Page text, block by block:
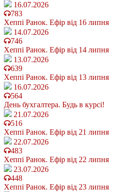
16.07.2026
783
Хеппі Ранок. Ефір від 16 липня
14.07.2026
746
Хеппі Ранок. Ефір від 14 липня
13.07.2026
639
Хеппі Ранок. Ефір від 13 липня
16.07.2026
564
День бухгалтера. Будь в курсі!
21.07.2026
516
Хеппі Ранок. Ефір від 21 липня
22.07.2026
483
Хеппі Ранок. Ефір від 22 липня
23.07.2026
448
Хеппі Ранок. Ефір від 23 липня